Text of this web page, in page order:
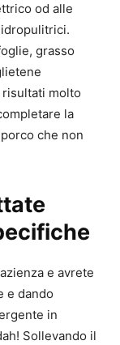
od alle
grasso
molto
la
che non
e avrete
e dando
in
Sollevando il